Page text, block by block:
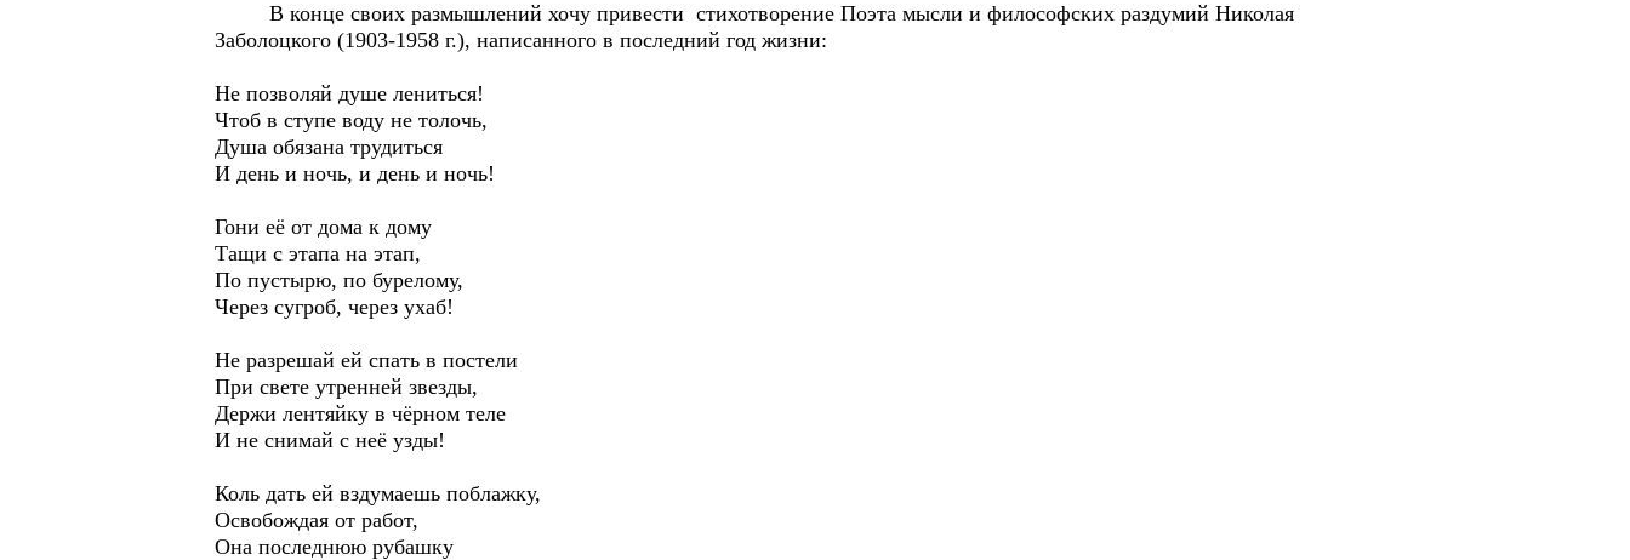
В конце своих размышлений хочу привести стихотворение Поэта мысли и философских раздумий Николая
Заболоцкого (1903-1958 г.), написанного в последний год жизни:
Не позволяй душе лениться!
Чтоб в ступе воду не толочь,
Душа обязана трудиться
И день и ночь, и день и ночь!
Гони её от дома к дому
Тащи с этапа на этап,
По пустырю, по бурелому,
Через сугроб, через ухаб!
Не разрешай ей спать в постели
При свете утренней звезды,
Держи лентяйку в чёрном теле
И не снимай с неё узды!
Коль дать ей вздумаешь поблажку,
Освобождая от работ,
Она последнюю рубашку